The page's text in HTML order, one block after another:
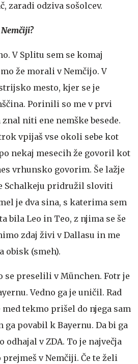
zaradi odziva sošolcev.
V Splitu sem se komaj
že morali v Nemčijo. V
mesto, kjer se je
Porinili so me v prvi
niti ene nemške besede.
vpijaš vse okoli sebe kot
nekaj mesecih že govoril kot
vrhunsko govorim. Še lažje
Schalkeju pridružil sloviti
je dva sina, s katerima sem
bila Leo in Teo, z njima se še
zdaj živi v Dallasu in me
obisk (smeh).
se preselili v München. Fotr je
Vedno ga je uničil. Rad
tekmo prišel do njega sam
ga povabil k Bayernu. Da bi ga
odhajal v ZDA. To je največja
v Nemčiji. Če te želi